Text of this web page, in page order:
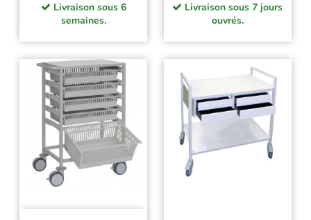
Livraison sous 6
semaines.
Livraison sous 7 jours
ouvrés.